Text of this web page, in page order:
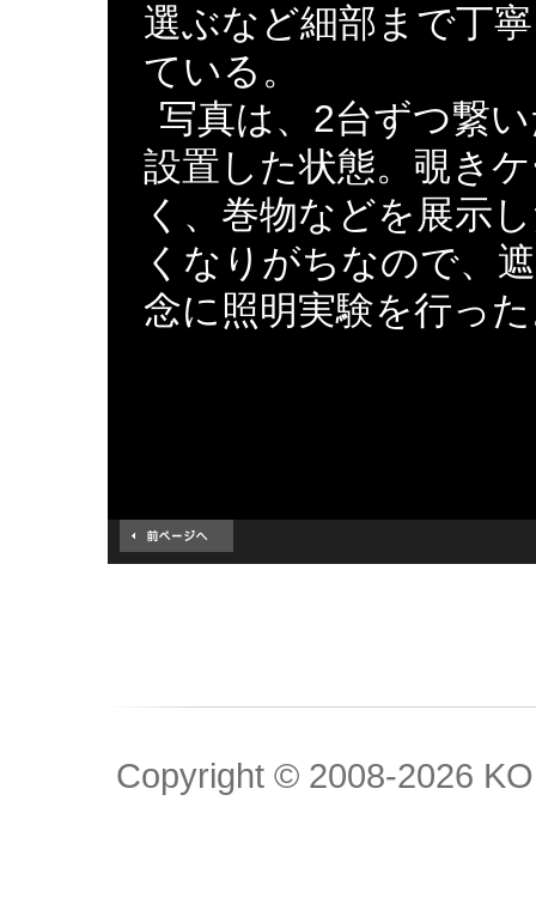
選ぶなど細部まで丁
ている。
写真は、2台ずつ繋
設置した状態。覗き
く、巻物などを展示
くなりがちなので、
念に照明実験を行っ
Copyright © 2008-2026